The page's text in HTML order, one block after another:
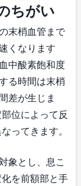
ちがい
末梢血管まで
くなります
中酸素飽和度
る時間は末梢
差が生じま
位によって反
ってきます。
象とし、息こ
を前額部と手